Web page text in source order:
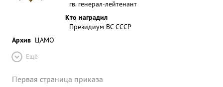
гв. генерал-лейтенант
Кто наградил
Президиум ВС СССР
Архив ЦАМО
Ещё
Первая страница приказа